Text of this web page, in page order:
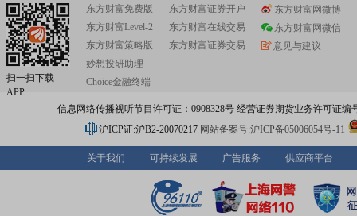
扫一扫下载
APP
东方财富免费版
东方财富Level-2
东方财富策略版
妙想投研助理
Choice金融终端
东方财富证券开户
东方财富在线交易
东方财富证券交易
东方财富网微博
东方财富网微信
意见与建议
信息网络传播视听节目许可证：0908328号 经营证券期货业务许可证编
沪ICP证:沪B2-20070217 网站备案号:沪ICP备05006054号-11
关于我们 可持续发展 广告服务 供应商平台